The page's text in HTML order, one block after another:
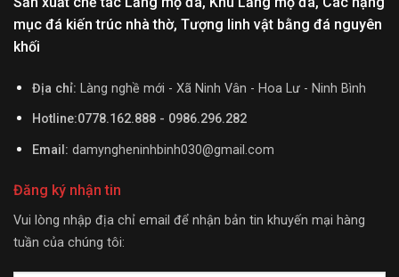
mục đá kiến trúc nhà thờ, Tượng linh vật bằng đá nguyên
khối
Địa chỉ: Làng nghề mới - Xã Ninh Vân - Hoa Lư - Ninh Bình
Hotline:0778.162.888 - 0986.296.282
Email: damyngheninhbinh030@gmail.com
Đăng ký nhận tin
Vui lòng nhập địa chỉ email để nhận bản tin khuyến mại hàng
tuần của chúng tôi: